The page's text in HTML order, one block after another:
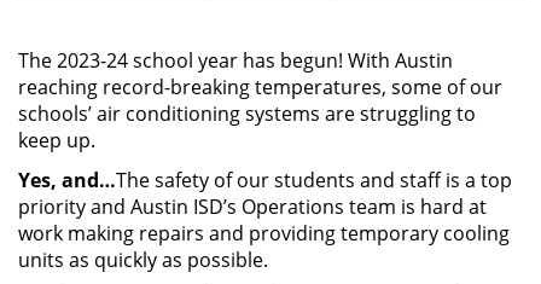
The 2023-24 school year has begun! With Austin
reaching record-breaking temperatures, some of our
schools’ air conditioning systems are struggling to
keep up.
Yes, and…The safety of our students and staff is a top
priority and Austin ISD’s Operations team is hard at
work making repairs and providing temporary cooling
units as quickly as possible.